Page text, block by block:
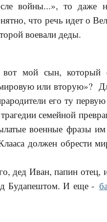
войны...», то даже
что речь идет о
воевали деды.
мой сын, который
или вторую»?
его ту
семейной
военные фразы
должен обрести
дед Иван, папин отец,
Будапештом. И еще -